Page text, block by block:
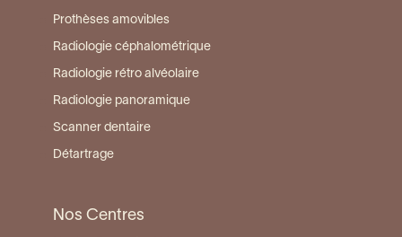
Prothèses amovibles
Radiologie céphalométrique
Radiologie rétro alvéolaire
Radiologie panoramique
Scanner dentaire
Détartrage
Nos Centres